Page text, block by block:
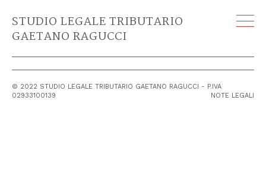
STUDIO LEGALE TRIBUTARIO
GAETANO RAGUCCI
processo tributario di prossima
revisione
© 2022 STUDIO LEGALE TRIBUTARIO GAETANO RAGUCCI - P.IVA
02933100139
NOTE LEGALI